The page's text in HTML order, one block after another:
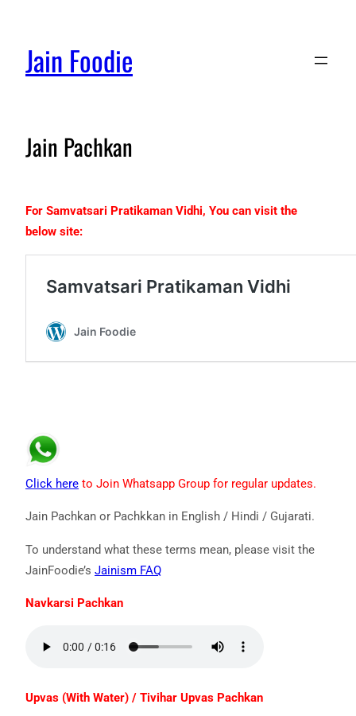
Jain Foodie
Jain Pachkan
For Samvatsari Pratikaman Vidhi, You can visit the
below site:
Click here to Join Whatsapp Group for regular updates.
Jain Pachkan or Pachkkan in English / Hindi / Gujarati.
To understand what these terms mean, please visit the
JainFoodie’s Jainism FAQ
Navkarsi Pachkan
Upvas (With Water) / Tivihar Upvas Pachkan